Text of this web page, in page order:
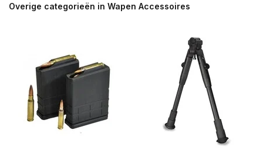
Overige categorieën in Wapen Accessoires